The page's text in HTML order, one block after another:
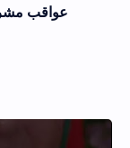
عواقب